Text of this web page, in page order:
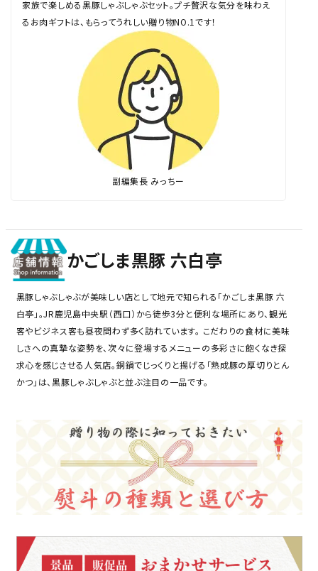
家族で楽しめる黒豚しゃぶしゃぶセット。プチ贅沢な気分を味わえ
るお肉ギフトは、もらってうれしい贈り物NO.1です！
副編集長 みっちー
かごしま黒豚 六白亭
黒豚しゃぶしゃぶが美味しい店として地元で知られる「かごしま黒豚 六
白亭」。JR鹿児島中央駅（西口）から徒歩3分と便利な場所にあり、観光
客やビジネス客も昼夜問わず多く訪れています。 こだわりの食材に美味
しさへの真摯な姿勢を、次々に登場するメニューの多彩さに飽くなき探
求心を感じさせる人気店。銅鍋でじっくりと揚げる「熟成豚の厚切りとん
かつ」は、黒豚しゃぶしゃぶと並ぶ注目の一品です。